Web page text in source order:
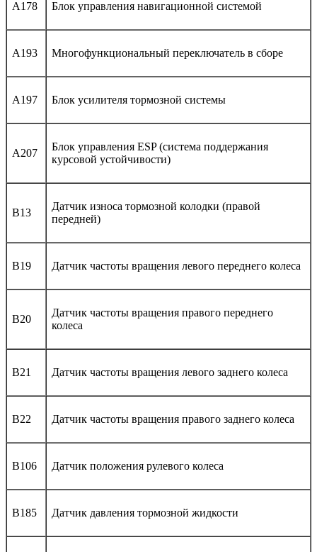
A178 Блок управления навигационной системой
A193 Многофункциональный переключатель в сборе
A197 Блок усилителя тормозной системы
A207
Блок управления ESP (система поддержания
курсовой устойчивости)
B13
Датчик износа тормозной колодки (правой
передней)
B19 Датчик частоты вращения левого переднего колеса
B20
Датчик частоты вращения правого переднего
колеса
B21 Датчик частоты вращения левого заднего колеса
B22 Датчик частоты вращения правого заднего колеса
B106 Датчик положения рулевого колеса
B185 Датчик давления тормозной жидкости